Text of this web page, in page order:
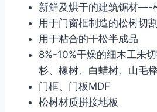
新鲜及烘干的建筑锯材—-
用于门窗框制造的松树切
用于粘合的干松半成品
8%-10%干燥的细木工未
杉、橡树、白蜡树、山毛
门框、门板MDF
松树材质拼接地板